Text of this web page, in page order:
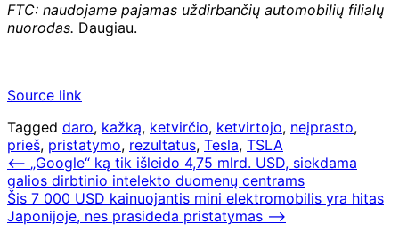
FTC: naudojame pajamas uždirbančių automobilių filialų
nuorodas. Daugiau.
Source link
Tagged daro, kažką, ketvirčio, ketvirtojo, neįprasto,
prieš, pristatymo, rezultatus, Tesla, TSLA
Navigacija
tarp
įrašų
⟵ „Google“ ką tik išleido 4,75 mlrd. USD, siekdama
galios dirbtinio intelekto duomenų centrams
Šis 7 000 USD kainuojantis mini elektromobilis yra hitas
Japonijoje, nes prasideda pristatymas ⟶